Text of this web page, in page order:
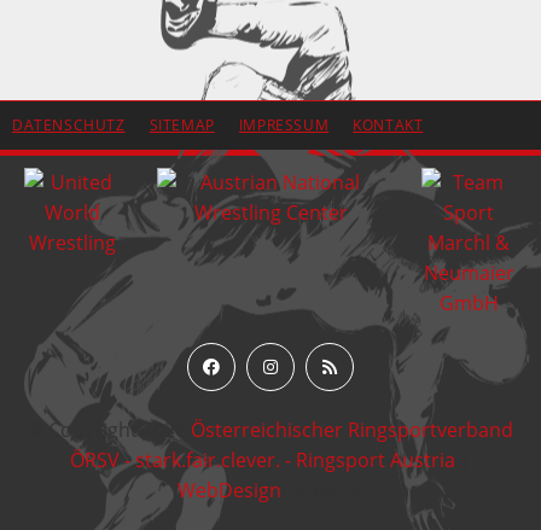
DATENSCHUTZ SITEMAP IMPRESSUM KONTAKT
© Copyright 2026 Österreichischer Ringsportverband
ÖRSV - stark.fair.clever. - Ringsport Austria
WebDesign